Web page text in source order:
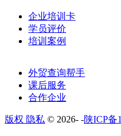
企业培训卡
学员评价
培训案例
外贸查询帮手
课后服务
合作企业
版权 隐私 © 2026- -陕ICP备